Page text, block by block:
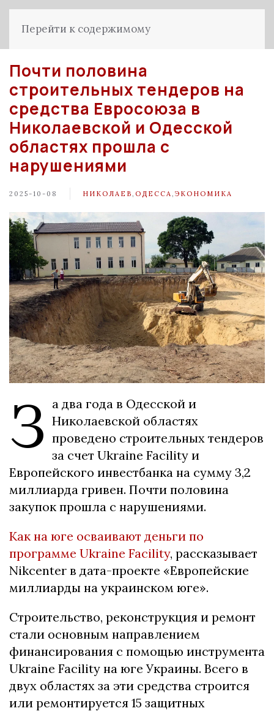
Перейти к содержимому
Почти половина
строительных тендеров на
средства Евросоюза в
Николаевской и Одесской
областях прошла с
нарушениями
2025-10-08 НИКОЛАЕВ ОДЕССА ЭКОНОМИКА
З а два года в Одесской и
Николаевской областях
проведено строительных тендеров
за счет Ukraine Facility и
Европейского инвестбанка на сумму 3,2
миллиарда гривен. Почти половина
закупок прошла с нарушениями.
Как на юге осваивают деньги по
программе Ukraine Facility, рассказывает
Nikcenter в дата-проекте «Европейские
миллиарды на украинском юге».
Строительство, реконструкция и ремонт
стали основным направлением
финансирования с помощью инструмента
Ukraine Facility на юге Украины. Всего в
двух областях за эти средства строится
или ремонтируется 15 защитных